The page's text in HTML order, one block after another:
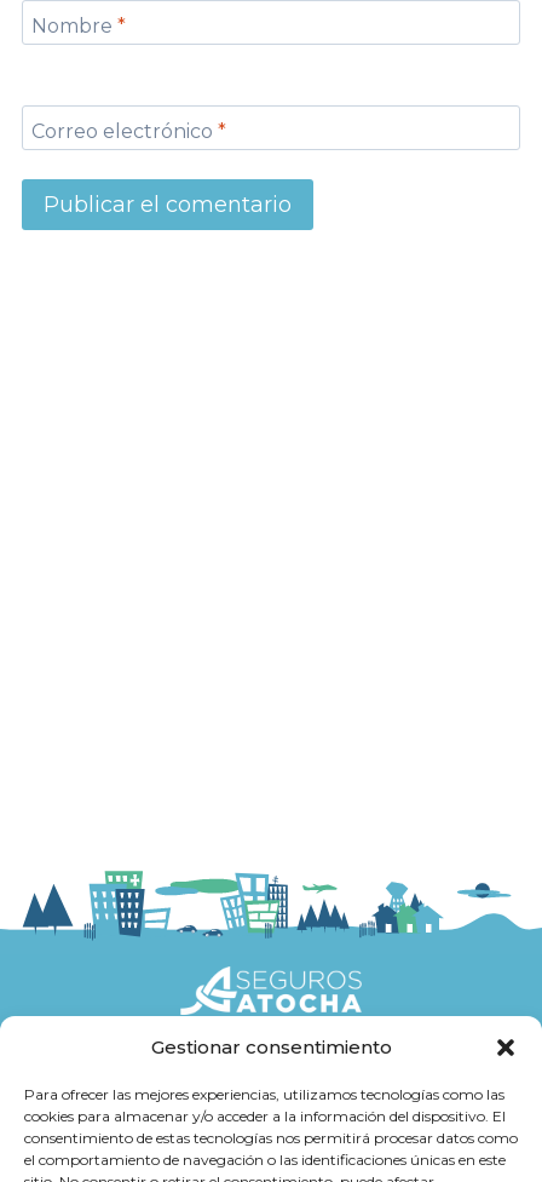
Gestionar consentimiento
Para ofrecer las mejores experiencias, utilizamos tecnologías como las
cookies para almacenar y/o acceder a la información del dispositivo. El
consentimiento de estas tecnologías nos permitirá procesar datos como
el comportamiento de navegación o las identificaciones únicas en este
Nombre *
Correo electrónico *
Atención al cliente
Trabaja con Nosotros